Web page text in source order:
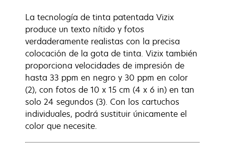
La tecnología de tinta patentada Vizix
produce un texto nítido y fotos
verdaderamente realistas con la precisa
colocación de la gota de tinta. Vizix también
proporciona velocidades de impresión de
hasta 33 ppm en negro y 30 ppm en color
(2), con fotos de 10 x 15 cm (4 x 6 in) en tan
solo 24 segundos (3). Con los cartuchos
individuales, podrá sustituir únicamente el
color que necesite.